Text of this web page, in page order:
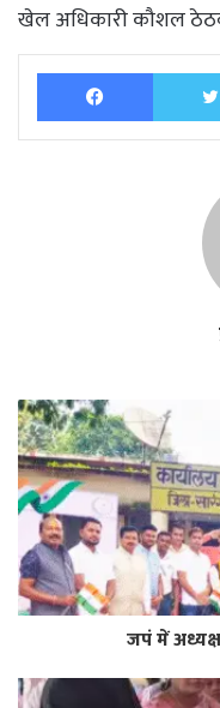
खेल अधिकारी कौशल
Facebook
जपं में